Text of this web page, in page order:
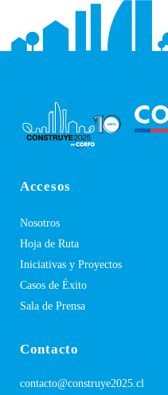
Accesos
Nosotros
Hoja de Ruta
Iniciativas y Proyectos
Casos de Éxito
Sala de Prensa
Contacto
contacto@construye2025.cl